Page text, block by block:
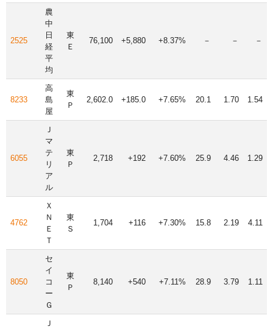
2525
農
中
日
経
平
均
東
Ｅ
76,100 +5,880 +8.37% － － －
8233
高
島
屋
東
Ｐ
2,602.0 +185.0 +7.65% 20.1 1.70 1.54
6055
Ｊ
マ
テ
リ
ア
ル
東
Ｐ
2,718 +192 +7.60% 25.9 4.46 1.29
4762
Ｘ
Ｎ
Ｅ
Ｔ
東
Ｓ
1,704 +116 +7.30% 15.8 2.19 4.11
8050
セ
イ
コ
ー
Ｇ
東
Ｐ
8,140 +540 +7.11% 28.9 3.79 1.11
Ｊ